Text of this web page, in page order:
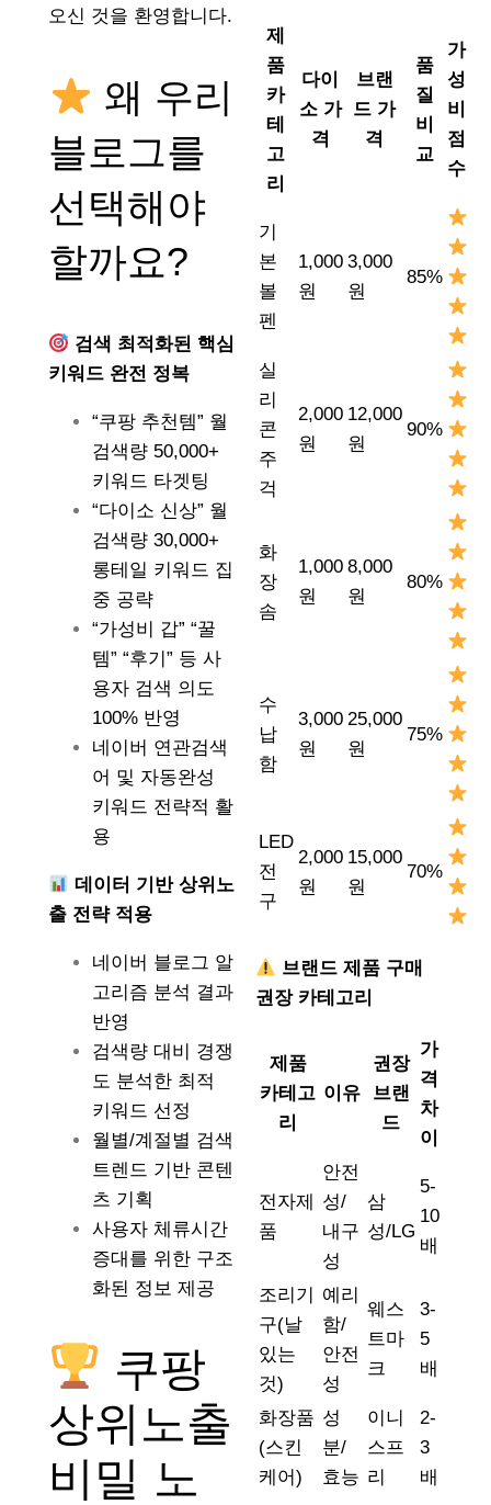
오신 것을 환영합니다.
왜 우리
블로그를
선택해야
할까요?
검색 최적화된 핵심
키워드 완전 정복
“쿠팡 추천템” 월
검색량 50,000+
키워드 타겟팅
“다이소 신상” 월
검색량 30,000+
롱테일 키워드 집
중 공략
“가성비 갑” “꿀
템” “후기” 등 사
용자 검색 의도
100% 반영
네이버 연관검색
어 및 자동완성
키워드 전략적 활
용
데이터 기반 상위노
출 전략 적용
네이버 블로그 알
고리즘 분석 결과
반영
검색량 대비 경쟁
도 분석한 최적
키워드 선정
월별/계절별 검색
트렌드 기반 콘텐
츠 기획
사용자 체류시간
증대를 위한 구조
화된 정보 제공
쿠팡
상위노출
비밀 노
제
품
카
테
고
리
다이
소 가
격
브랜
드 가
격
품
질
비
교
가
성
비
점
수
기
본
볼
펜
1,000
원
3,000
원
85%
실
리
콘
주
걱
2,000
원
12,000
원
90%
화
장
솜
1,000
원
8,000
원
80%
수
납
함
3,000
원
25,000
원
75%
LED
전
구
2,000
원
15,000
원
70%
브랜드 제품 구매
권장 카테고리
제품
카테고
리
이유
권장
브랜
드
가
격
차
이
전자제
품
안전
성/
내구
성
삼
성/LG
5-
10
배
조리기
구(날
있는
것)
예리
함/
안전
성
웨스
트마
크
3-
5
배
화장품
(스킨
케어)
성
분/
효능
이니
스프
리
2-
3
배